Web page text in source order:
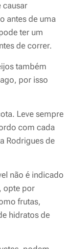
causar
antes de uma
ter um
de correr.
também
por isso
Leve sempre
com cada
Rodrigues de
não é indicado
opte por
frutas,
hidratos de